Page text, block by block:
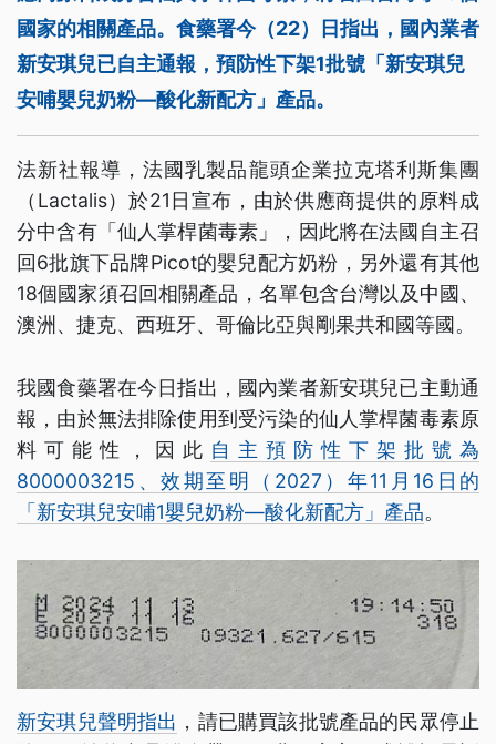
國家的相關產品。食藥署今（22）日指出，國內業者
新安琪兒已自主通報，預防性下架1批號「新安琪兒
安哺嬰兒奶粉—酸化新配方」產品。
法新社報導，法國乳製品龍頭企業拉克塔利斯集團
（Lactalis）於21日宣布，由於供應商提供的原料成
分中含有「仙人掌桿菌毒素」，因此將在法國自主召
回6批旗下品牌Picot的嬰兒配方奶粉，另外還有其他
18個國家須召回相關產品，名單包含台灣以及中國、
澳洲、捷克、西班牙、哥倫比亞與剛果共和國等國。
我國食藥署在今日指出，國內業者新安琪兒已主動通
報，由於無法排除使用到受污染的仙人掌桿菌毒素原
料可能性，因此 自主預防性下架批號為
8000003215、效期至明（2027）年11月16日的
「新安琪兒安哺1嬰兒奶粉—酸化新配方」產品。
新安琪兒聲明指出 ，請已購買該批號產品的民眾停止